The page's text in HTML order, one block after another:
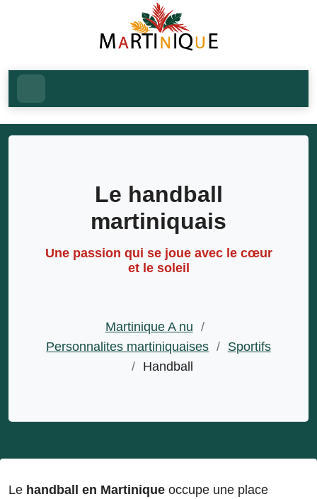
Le handball
martiniquais
Une passion qui se joue avec le cœur
et le soleil
Martinique A nu /
Personnalites martiniquaises / Sportifs
/ Handball
Le handball en Martinique occupe une place